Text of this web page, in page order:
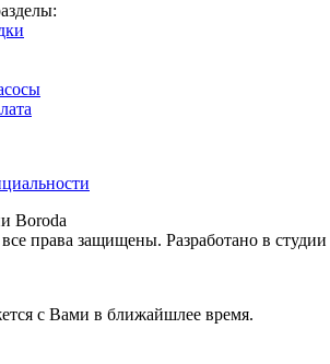
Boroda
права защищены. Разработано в студии
с Вами в ближайшлее время.